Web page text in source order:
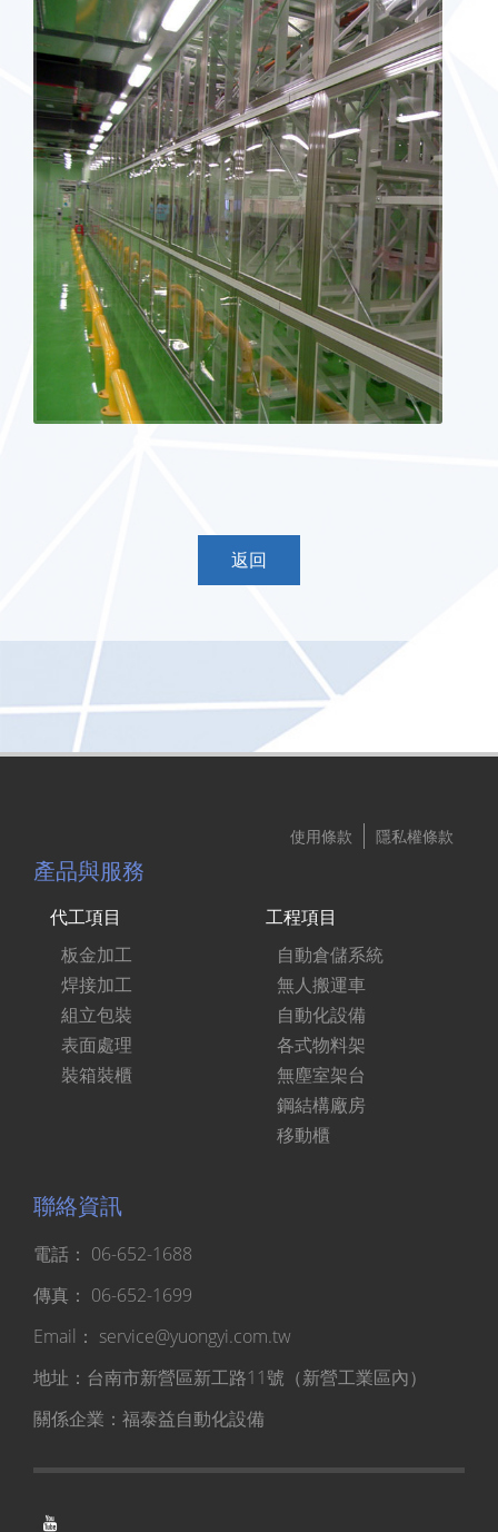
返回
使用條款 隱私權條款
產品與服務
代工項目
板金加工
焊接加工
組立包裝
表面處理
裝箱裝櫃
工程項目
自動倉儲系統
無人搬運車
自動化設備
各式物料架
無塵室架台
鋼結構廠房
移動櫃
聯絡資訊
電話： 06-652-1688
傳真： 06-652-1699
Email： service@yuongyi.com.tw
地址：台南市新營區新工路11號（新營工業區內）
關係企業： 福泰益自動化設備